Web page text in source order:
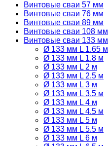
Винтовые сваи 57 мм
Винтовые сваи 76 мм
Винтовые сваи 89 мм
Винтовые сваи 108 мм
Винтовые сваи 133 мм
Ø 133 мм L 1.65 м
Ø 133 мм L 1.8 м
Ø 133 мм L 2 м
Ø 133 мм L 2.5 м
Ø 133 мм L 3 м
Ø 133 мм L 3.5 м
Ø 133 мм L 4 м
Ø 133 мм L 4.5 м
Ø 133 мм L 5 м
Ø 133 мм L 5.5 м
Ø 133 мм L 6 м